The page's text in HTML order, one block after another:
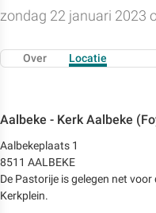
zondag 22 januari 2023
Over Locatie
Aalbeke - Kerk Aalbeke
Aalbekeplaats 1
8511 AALBEKE
De Pastorije is gelegen net
Kerkplein.